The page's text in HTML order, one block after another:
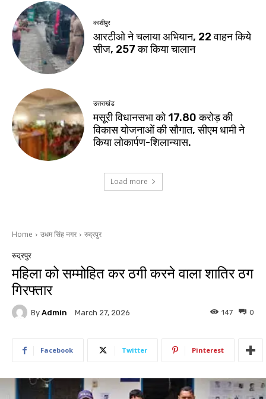
काशीपुर
आरटीओ ने चलाया अभियान, 22 वाहन किये
सीज, 257 का किया चालान
उत्तराखंड
मसूरी विधानसभा को 17.80 करोड़ की
विकास योजनाओं की सौगात, सीएम धामी ने
किया लोकार्पण-शिलान्यास.
Load more